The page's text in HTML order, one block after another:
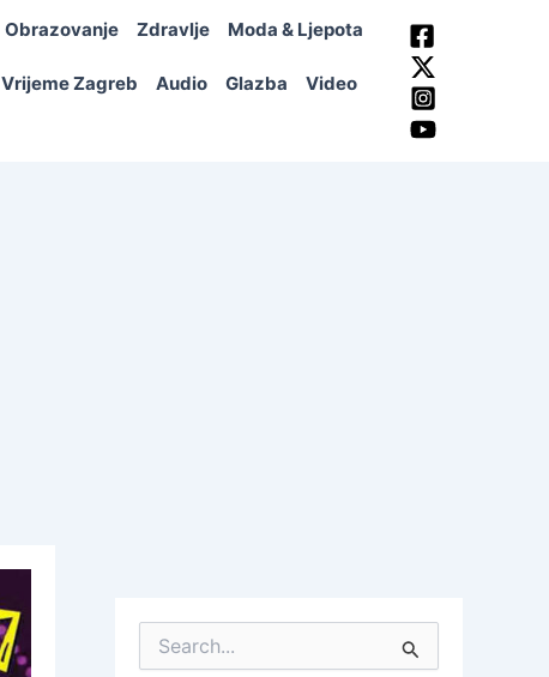
Obrazovanje Zdravlje Moda & Ljepota
Vrijeme Zagreb Audio Glazba Video